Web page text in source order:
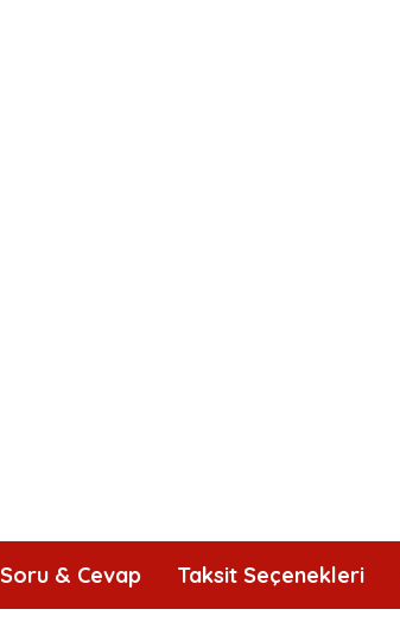
Soru & Cevap Taksit Seçenekleri